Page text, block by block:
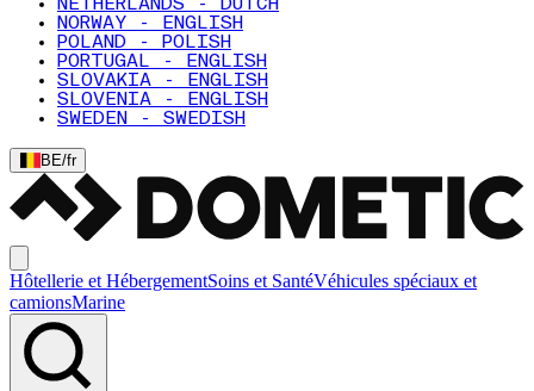
NETHERLANDS - DUTCH
NORWAY - ENGLISH
POLAND - POLISH
PORTUGAL - ENGLISH
SLOVAKIA - ENGLISH
SLOVENIA - ENGLISH
SWEDEN - SWEDISH
BE/fr
Hôtellerie et HébergementSoins et SantéVéhicules spéciaux et
camionsMarine